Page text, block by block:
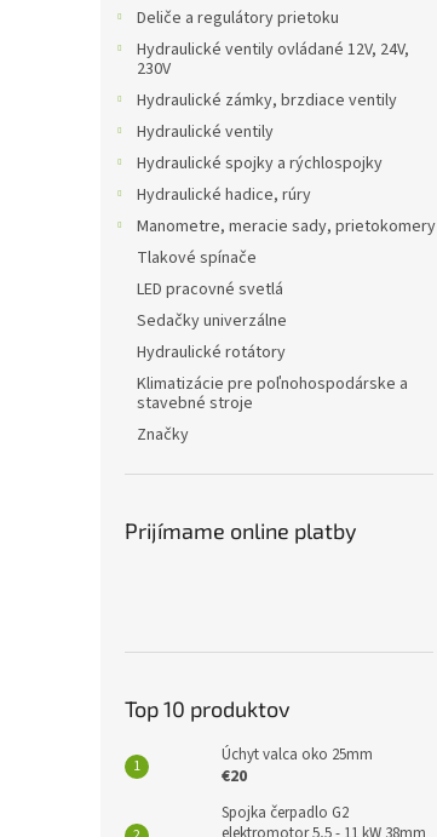
Deliče a regulátory prietoku
Hydraulické ventily ovládané 12V, 24V,
230V
Hydraulické zámky, brzdiace ventily
Hydraulické ventily
Hydraulické spojky a rýchlospojky
Hydraulické hadice, rúry
Manometre, meracie sady, prietokomery
Tlakové spínače
LED pracovné svetlá
Sedačky univerzálne
Hydraulické rotátory
Klimatizácie pre poľnohospodárske a
stavebné stroje
Značky
Prijímame online platby
Top 10 produktov
Úchyt valca oko 25mm
€20
Spojka čerpadlo G2